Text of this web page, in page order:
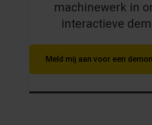
machinewerk in
interactieve
Meld mij aan voor een